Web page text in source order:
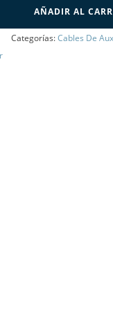
AÑADIR AL
Categorías:Cables De